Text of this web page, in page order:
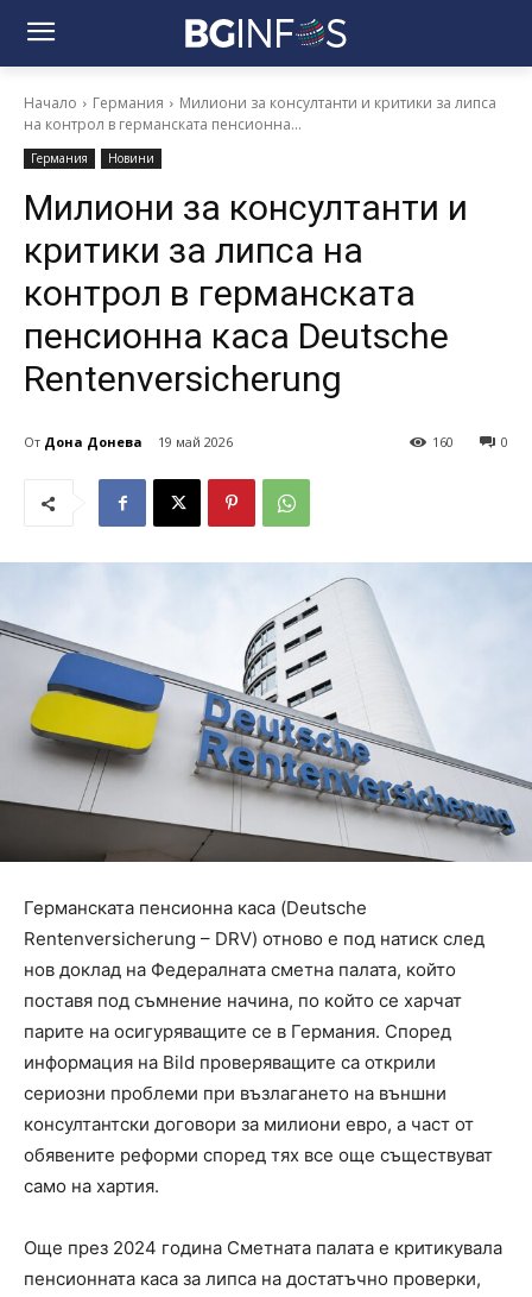
Начало Германия
Милиони за консултанти и критики за липса
на контрол в германската пенсионна...
Германия Новини
Милиони за консултанти и
критики за липса на
контрол в германската
пенсионна каса Deutsche
Rentenversicherung
От Дона Донева 19 май 2026 0
160
Германската пенсионна каса (Deutsche
Rentenversicherung – DRV) отново е под натиск след
нов доклад на Федералната сметна палата, който
поставя под съмнение начина, по който се харчат
парите на осигуряващите се в Германия. Според
информация на Bild проверяващите са открили
сериозни проблеми при възлагането на външни
консултантски договори за милиони евро, а част от
обявените реформи според тях все още съществуват
само на хартия.
Още през 2024 година Сметната палата е критикувала
пенсионната каса за липса на достатъчно проверки,